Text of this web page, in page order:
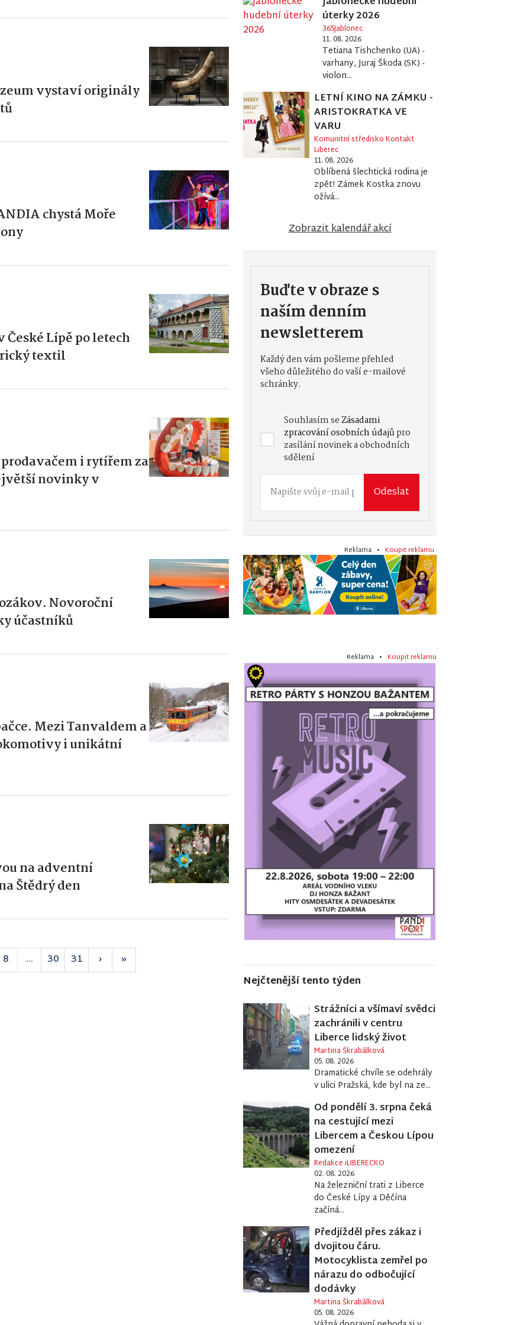
vystaví originály
chystá Moře
České Lípě po letech
textil
i rytířem za
novinky v
Novoroční
účastníků
Mezi Tanvaldem a
i unikátní
na adventní
Štědrý den
8 ... 30 31 › »
úterky 2026
365Jablonec
11. 08. 2026
Tetiana Tishchenko (UA) -
varhany, Juraj Škoda (SK) -
violon...
LETNÍ KINO NA ZÁMKU -
ARISTOKRATKA VE
VARU
Komunitní středisko Kontakt
Liberec
11. 08. 2026
Oblíbená šlechtická rodina je
zpět! Zámek Kostka znovu
ožívá...
Zobrazit kalendář akcí
Buďte v obraze s
naším denním
newsletterem
Každý den vám pošleme přehled
všeho důležitého do vaší e-mailové
schránky.
Souhlasím seZásadami
zpracování osobních údajůpro
zasílání novinek a obchodních
sdělení
Odeslat
Reklama • Koupit reklamu
Reklama • Koupit reklamu
Nejčtenější tento týden
Strážníci a všímaví svědci
zachránili v centru
Liberce lidský život
Martina Škrabálková
05. 08. 2026
Dramatické chvíle se odehrály
v ulici Pražská, kde byl na ze...
Od pondělí 3. srpna čeká
na cestující mezi
Libercem a Českou Lípou
omezení
Redakce iLIBERECKO
02. 08. 2026
Na železniční trati z Liberce
do České Lípy a Děčína
začíná...
Předjížděl přes zákaz i
dvojitou čáru.
Motocyklista zemřel po
nárazu do odbočující
dodávky
Martina Škrabálková
05. 08. 2026